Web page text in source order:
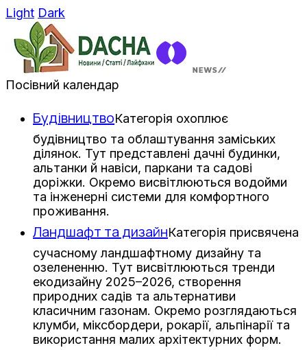
Light Dark
Посівний календар
БудівництвоКатегорія охоплює
будівництво та облаштування заміських
ділянок. Тут представлені дачні будинки,
альтанки й навіси, паркани та садові
доріжки. Окремо висвітлюються водойми
та інженерні системи для комфортного
проживання.
Ландшафт та дизайнКатегорія присвячена
сучасному ландшафтному дизайну та
озелененню. Тут висвітлюються тренди
екодизайну 2025–2026, створення
природних садів та альтернативи
класичним газонам. Окремо розглядаються
клумби, міксбордери, рокарії, альпінарії та
використання малих архітектурних форм.